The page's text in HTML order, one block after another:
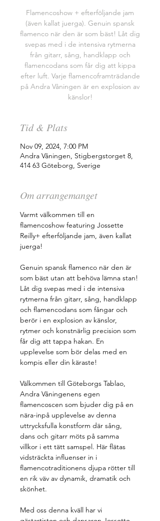
Flamencoshow + efterföljande jam
(även kallat juerga). Genuin spansk
flamenco när den är som bäst! Låt dig
svepas med i de intensiva rytmerna
från gitarr, sång, handklapp och
flamencodans som får dig att kippa
efter luft. Varje flamencoframträdande
på Andra Våningen är en explosion av
känslor!
Tid & Plats
Nov 09, 2024, 7:00 PM
Andra Våningen, Stigbergstorget 8,
414 63 Göteborg, Sverige
Om arrangemanget
Varmt välkommen till en
flamencoshow featuring Jossette
Reilly+ efterföljande jam, även kallat
juerga!
Genuin spansk flamenco när den är
som bäst utan att behöva lämna stan!
Låt dig svepas med i de intensiva
rytmerna från gitarr, sång, handklapp
och flamencodans som fångar och
berör i en explosion av känslor,
rytmer och konstnärlig precision som
får dig att tappa hakan. En
upplevelse som bör delas med en
kompis eller din käraste!
Välkommen till Göteborgs Tablao,
Andra Våningenens egen
flamencoscen som bjuder dig på en
nära-inpå upplevelse av denna
uttrycksfulla konstform där sång,
dans och gitarr möts på samma
villkor i ett tätt samspel. Här flätas
vidsträckta influenser in i
flamencotraditionens djupa rötter till
en rik väv av dynamik, dramatik och
skönhet.
Med oss denna kväll har vi